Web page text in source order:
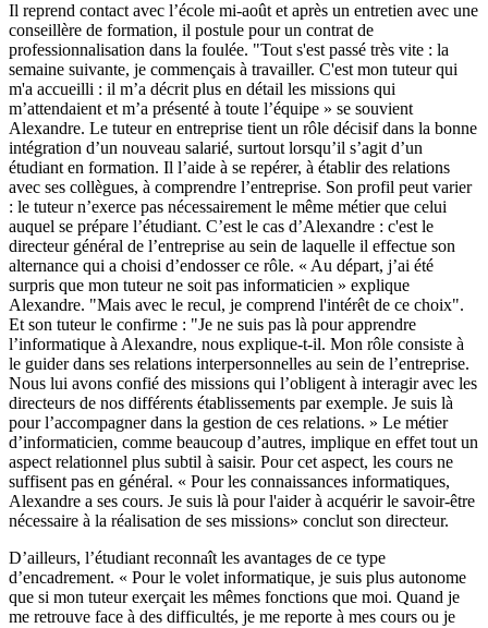
Il reprend contact avec l’école mi-août et après un entretien avec une
conseillère de formation, il postule pour un contrat de
professionnalisation dans la foulée. "Tout s'est passé très vite : la
semaine suivante, je commençais à travailler. C'est mon tuteur qui
m'a accueilli : il m’a décrit plus en détail les missions qui
m’attendaient et m’a présenté à toute l’équipe » se souvient
Alexandre. Le tuteur en entreprise tient un rôle décisif dans la bonne
intégration d’un nouveau salarié, surtout lorsqu’il s’agit d’un
étudiant en formation. Il l’aide à se repérer, à établir des relations
avec ses collègues, à comprendre l’entreprise. Son profil peut varier
: le tuteur n’exerce pas nécessairement le même métier que celui
auquel se prépare l’étudiant. C’est le cas d’Alexandre : c'est le
directeur général de l’entreprise au sein de laquelle il effectue son
alternance qui a choisi d’endosser ce rôle. « Au départ, j’ai été
surpris que mon tuteur ne soit pas informaticien » explique
Alexandre. "Mais avec le recul, je comprend l'intérêt de ce choix".
Et son tuteur le confirme : "Je ne suis pas là pour apprendre
l’informatique à Alexandre, nous explique-t-il. Mon rôle consiste à
le guider dans ses relations interpersonnelles au sein de l’entreprise.
Nous lui avons confié des missions qui l’obligent à interagir avec les
directeurs de nos différents établissements par exemple. Je suis là
pour l’accompagner dans la gestion de ces relations. » Le métier
d’informaticien, comme beaucoup d’autres, implique en effet tout un
aspect relationnel plus subtil à saisir. Pour cet aspect, les cours ne
suffisent pas en général. « Pour les connaissances informatiques,
Alexandre a ses cours. Je suis là pour l'aider à acquérir le savoir-être
nécessaire à la réalisation de ses missions» conclut son directeur.
D’ailleurs, l’étudiant reconnaît les avantages de ce type
d’encadrement. « Pour le volet informatique, je suis plus autonome
que si mon tuteur exerçait les mêmes fonctions que moi. Quand je
me retrouve face à des difficultés, je me reporte à mes cours ou je